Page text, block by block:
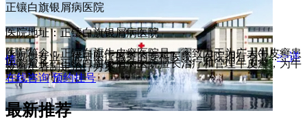
正镶白旗银屑病医院
医院地址：正镶白旗银屑病医院
医院简介：正镶白旗牛皮癣医院是一家致力于为广大牛皮癣患
者提供专业、优质医疗服务的专科医院。医院拥有专业...>>详
情
医院擅长：正镶白旗银屑病医院擅长治疗和管理牛皮癣，为牛
皮癣患者制定治疗方案
在线咨询 预约挂号
最新推荐